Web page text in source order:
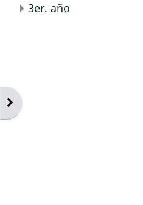
Abrir cajón de bloques
3er. año